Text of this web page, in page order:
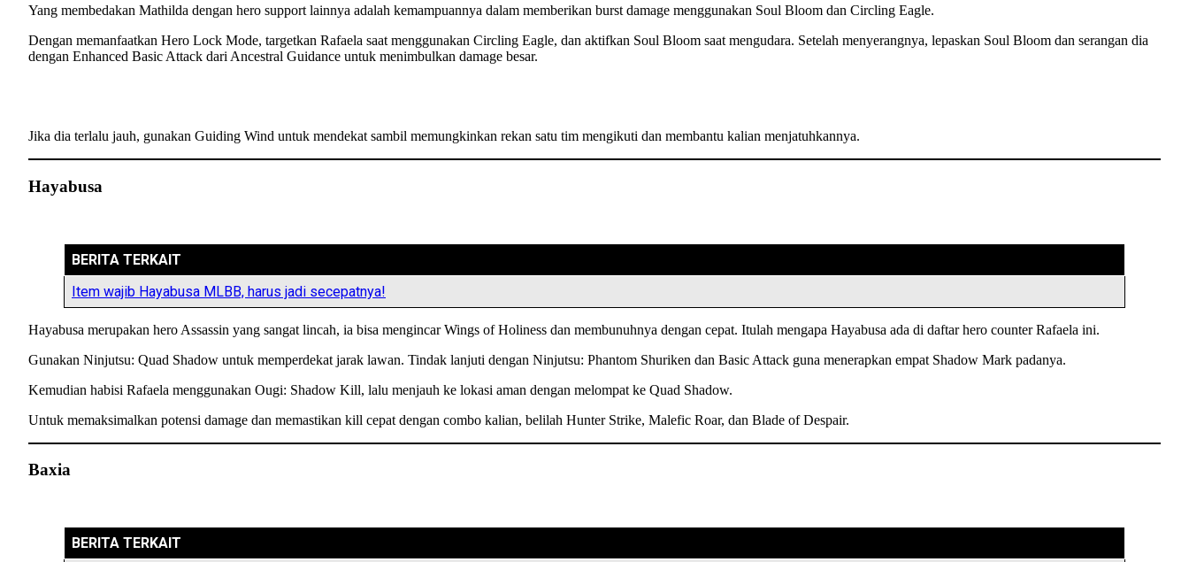
Yang membedakan Mathilda dengan hero support lainnya adalah kemampuannya dalam memberikan burst damage menggunakan Soul Bloom dan Circling Eagle.
Dengan memanfaatkan Hero Lock Mode, targetkan Rafaela saat menggunakan Circling Eagle, dan aktifkan Soul Bloom saat mengudara. Setelah menyerangnya, lepaskan Soul Bloom dan serangan dia
dengan Enhanced Basic Attack dari Ancestral Guidance untuk menimbulkan damage besar.
Jika dia terlalu jauh, gunakan Guiding Wind untuk mendekat sambil memungkinkan rekan satu tim mengikuti dan membantu kalian menjatuhkannya.
Hayabusa
BERITA TERKAIT
Item wajib Hayabusa MLBB, harus jadi secepatnya!
Hayabusa merupakan hero Assassin yang sangat lincah, ia bisa mengincar Wings of Holiness dan membunuhnya dengan cepat. Itulah mengapa Hayabusa ada di daftar hero counter Rafaela ini.
Gunakan Ninjutsu: Quad Shadow untuk memperdekat jarak lawan. Tindak lanjuti dengan Ninjutsu: Phantom Shuriken dan Basic Attack guna menerapkan empat Shadow Mark padanya.
Kemudian habisi Rafaela menggunakan Ougi: Shadow Kill, lalu menjauh ke lokasi aman dengan melompat ke Quad Shadow.
Untuk memaksimalkan potensi damage dan memastikan kill cepat dengan combo kalian, belilah Hunter Strike, Malefic Roar, dan Blade of Despair.
Baxia
BERITA TERKAIT